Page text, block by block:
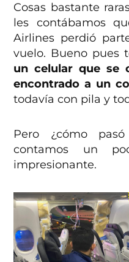
Cosas bastante
les contábamos
Airlines perdió
vuelo. Bueno pues
un celular que se
encontrado a un
todavía con pila y
Pero ¿cómo
contamos un
impresionante.